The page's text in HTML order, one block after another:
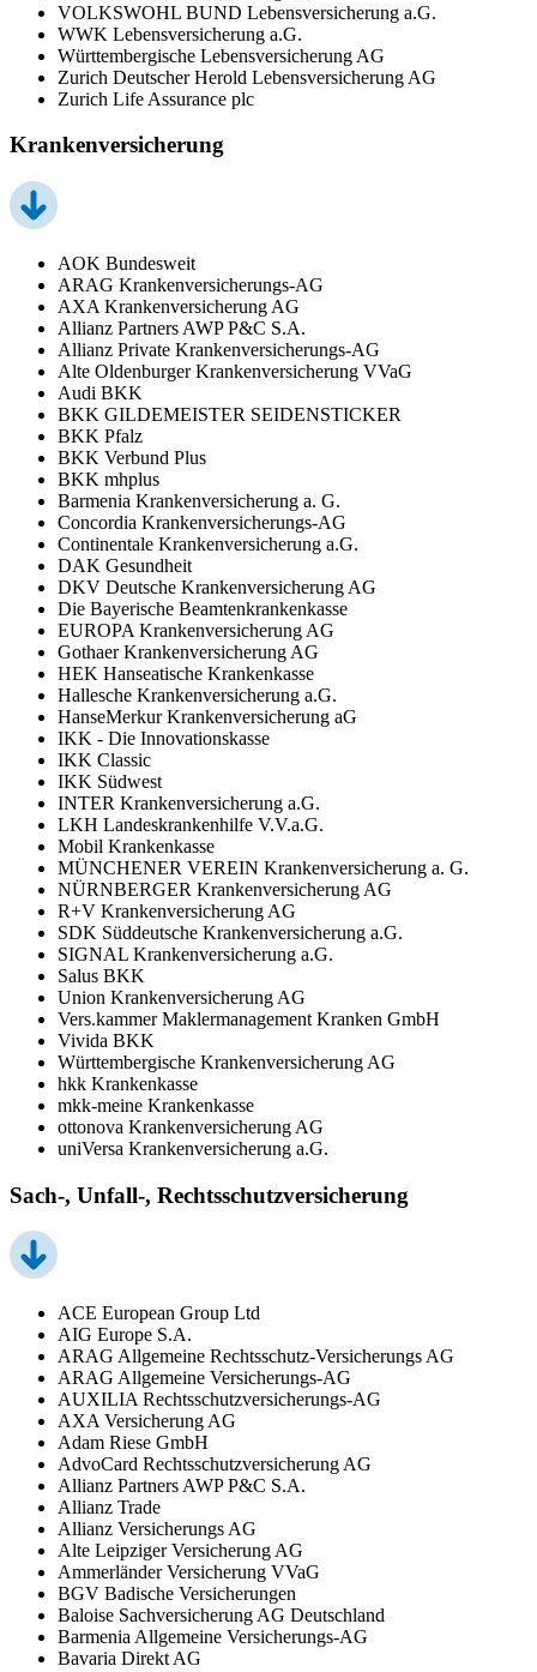
VOLKSWOHL BUND Lebensversicherung a.G.
WWK Lebensversicherung a.G.
Württembergische Lebensversicherung AG
Zurich Deutscher Herold Lebensversicherung AG
Zurich Life Assurance plc
Krankenversicherung
AOK Bundesweit
ARAG Krankenversicherungs-AG
AXA Krankenversicherung AG
Allianz Partners AWP P&C S.A.
Allianz Private Krankenversicherungs-AG
Alte Oldenburger Krankenversicherung VVaG
Audi BKK
BKK GILDEMEISTER SEIDENSTICKER
BKK Pfalz
BKK Verbund Plus
BKK mhplus
Barmenia Krankenversicherung a. G.
Concordia Krankenversicherungs-AG
Continentale Krankenversicherung a.G.
DAK Gesundheit
DKV Deutsche Krankenversicherung AG
Die Bayerische Beamtenkrankenkasse
EUROPA Krankenversicherung AG
Gothaer Krankenversicherung AG
HEK Hanseatische Krankenkasse
Hallesche Krankenversicherung a.G.
HanseMerkur Krankenversicherung aG
IKK - Die Innovationskasse
IKK Classic
IKK Südwest
INTER Krankenversicherung a.G.
LKH Landeskrankenhilfe V.V.a.G.
Mobil Krankenkasse
MÜNCHENER VEREIN Krankenversicherung a. G.
NÜRNBERGER Krankenversicherung AG
R+V Krankenversicherung AG
SDK Süddeutsche Krankenversicherung a.G.
SIGNAL Krankenversicherung a.G.
Salus BKK
Union Krankenversicherung AG
Vers.kammer Maklermanagement Kranken GmbH
Vivida BKK
Württembergische Krankenversicherung AG
hkk Krankenkasse
mkk-meine Krankenkasse
ottonova Krankenversicherung AG
uniVersa Krankenversicherung a.G.
Sach-, Unfall-, Rechtsschutzversicherung
ACE European Group Ltd
AIG Europe S.A.
ARAG Allgemeine Rechtsschutz-Versicherungs AG
ARAG Allgemeine Versicherungs-AG
AUXILIA Rechtsschutzversicherungs-AG
AXA Versicherung AG
Adam Riese GmbH
AdvoCard Rechtsschutzversicherung AG
Allianz Partners AWP P&C S.A.
Allianz Trade
Allianz Versicherungs AG
Alte Leipziger Versicherung AG
Ammerländer Versicherung VVaG
BGV Badische Versicherungen
Baloise Sachversicherung AG Deutschland
Barmenia Allgemeine Versicherungs-AG
Bavaria Direkt AG